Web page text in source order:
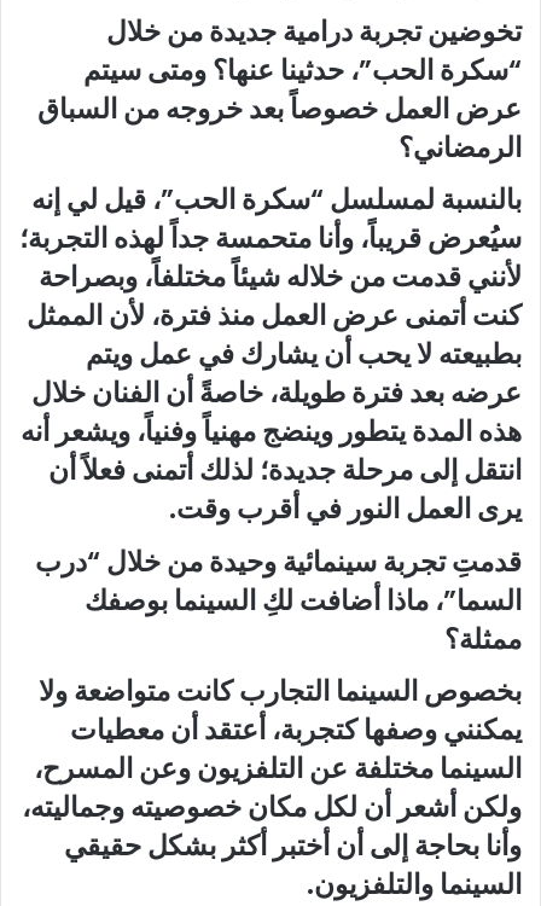
تخوضين تجربة درامية جديدة من خلال
“سكرة الحب”، حدثينا عنها؟ ومتى سيتم
عرض العمل خصوصاً بعد خروجه من السباق
الرمضاني؟
بالنسبة لمسلسل “سكرة الحب”، قيل لي إنه
سيُعرض قريباً، وأنا متحمسة جداً لهذه التجربة؛
لأنني قدمت من خلاله شيئاً مختلفاً، وبصراحة
كنت أتمنى عرض العمل منذ فترة، لأن الممثل
بطبيعته لا يحب أن يشارك في عمل ويتم
عرضه بعد فترة طويلة، خاصةً أن الفنان خلال
هذه المدة يتطور وينضج مهنياً وفنياً، ويشعر أنه
انتقل إلى مرحلة جديدة؛ لذلك أتمنى فعلاً أن
يرى العمل النور في أقرب وقت.
قدمتِ تجربة سينمائية وحيدة من خلال “درب
السما”، ماذا أضافت لكِ السينما بوصفك
ممثلة؟
بخصوص السينما التجارب كانت متواضعة ولا
يمكنني وصفها كتجربة، أعتقد أن معطيات
السينما مختلفة عن التلفزيون وعن المسرح،
ولكن أشعر أن لكل مكان خصوصيته وجماليته،
وأنا بحاجة إلى أن أختبر أكثر بشكل حقيقي
السينما والتلفزيون.